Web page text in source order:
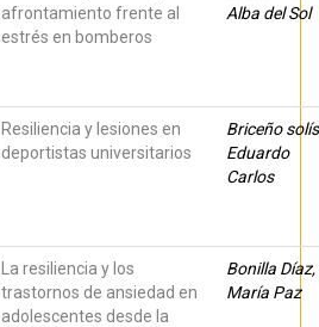
afrontamiento frente al
estrés en bomberos
Alba del Sol
Resiliencia y lesiones en
deportistas universitarios
Briceño
Eduardo
Carlos
La resiliencia y los
trastornos de ansiedad en
adolescentes desde la
Bonilla Díaz,
María Paz